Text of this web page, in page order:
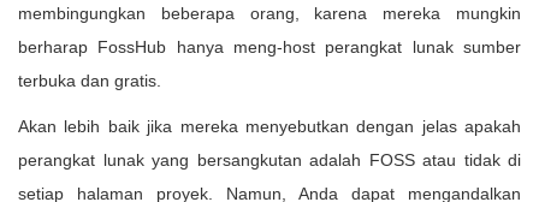
membingungkan beberapa orang, karena mereka mungkin
berharap FossHub hanya meng-host perangkat lunak sumber
terbuka dan gratis.
Akan lebih baik jika mereka menyebutkan dengan jelas apakah
perangkat lunak yang bersangkutan adalah FOSS atau tidak di
setiap halaman proyek. Namun, Anda dapat mengandalkan